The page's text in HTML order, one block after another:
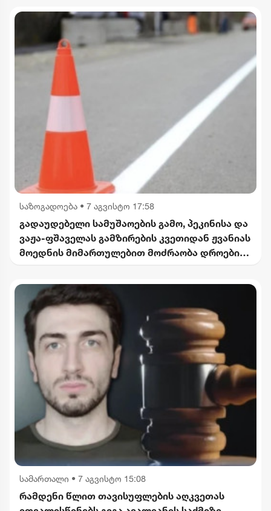
საზოგადოება • 7 აგვისტო 17:58
გადაუდებელი სამუშაოების გამო, პეკინისა და
ვაჟა-ფშაველას გამზირების კვეთიდან ჟვანიას
მოედნის მიმართულებით მოძრაობა დროებით
სამართალი • 7 აგვისტო 15:08
რამდენი წლით თავისუფლების აღკვეთას